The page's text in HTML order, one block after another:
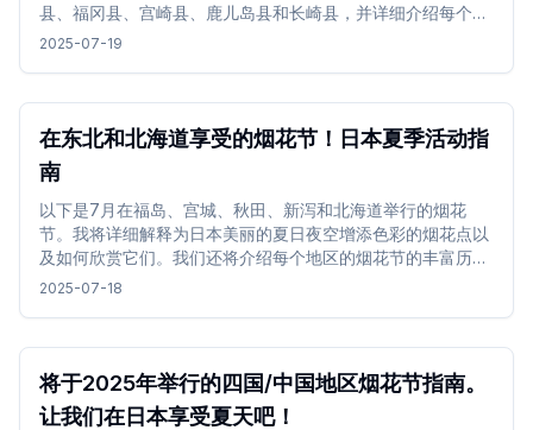
县、福冈县、宫崎县、鹿儿岛县和长崎县，并详细介绍每个地
区的亮点和推荐观赏地点。
2025-07-19
在东北和北海道享受的烟花节！日本夏季活动指
南
以下是7月在福岛、宫城、秋田、新泻和北海道举行的烟花
节。我将详细解释为日本美丽的夏日夜空增添色彩的烟花点以
及如何欣赏它们。我们还将介绍每个地区的烟花节的丰富历史
和亮点。这里有很多信息，可以充分享受东北和北海道的夏
2025-07-18
将于2025年举行的四国/中国地区烟花节指南。
让我们在日本享受夏天吧！